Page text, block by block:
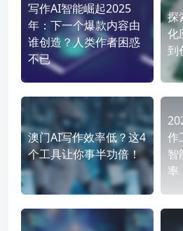
写作AI智能崛起2025
年：下一个爆款内容由
谁创造？人类作者困惑
不已
探
化
到
澳门AI写作效率低？这4
个工具让你事半功倍！
作
智
率